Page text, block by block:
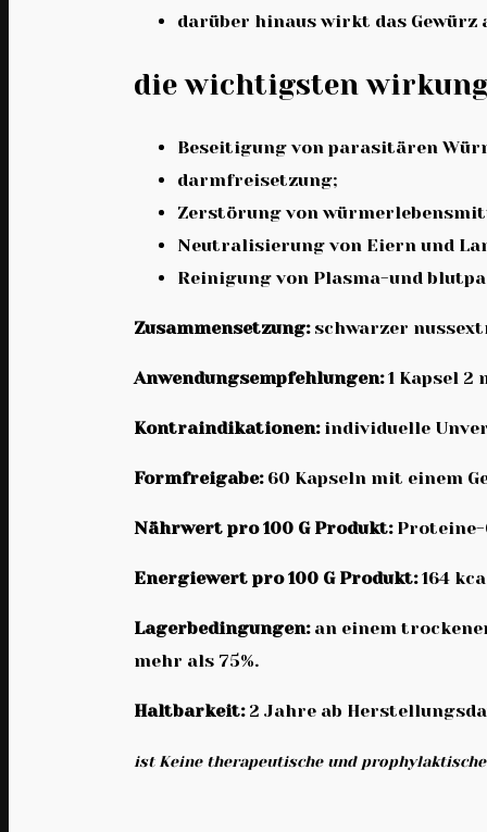
darüber hinaus wirkt das
die wichtigsten
Beseitigung von parasitären
darmfreisetzung;
Zerstörung von
Neutralisierung von Eiern und
Reinigung von Plasma-und
Zusammensetzung: schwarzer
Anwendungsempfehlungen:1 Kapsel
Kontraindikationen: individuelle
Formfreigabe: 60 Kapseln mit einem
Nährwert pro 100 G Produkt: Proteine-
Energiewert pro 100 G Produkt:164
Lagerbedingungen: an einem
mehr als 75%.
Haltbarkeit: 2 Jahre ab
ist Keine therapeutische und